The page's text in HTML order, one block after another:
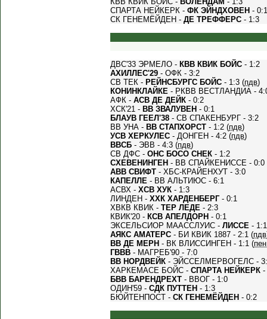
СПАРТА НЕЙКЕРК - ФК ЭЙНДХОВЕН - 0:1
СК ГЕНЕМЁЙДЕН - ДЕ ТРЕФФЕРС - 1:3
ДВС'33 ЭРМЕЛО - КВВ КВИК БОЙС - 1:2
АХИЛЛЕС'29 - ОФК - 3:2
СВ ТЕК - РЕЙНСБУРГС БОЙС - 1:3 (пдв)
КОНИНКЛАЙКЕ - РКВВ ВЕСТЛАНДИА -
АФК - АСВ ДЕ ДЕЙК - 0:2
ХСК'21 - ВВ ЗВАЛУВЕН - 0:1
БЛАУВ ГЕЕЛ'38 - СВ СПАКЕНБУРГ - 3:2
ВВ УНА - ВВ СТАПХОРСТ - 1:2 (пдв)
УСВ ХЕРКУЛЕС - ДОНГЕН - 4:2 (пдв)
ВВСБ - ЭВВ - 4:3 (пдв)
СВ ДФС - ОНС БОСО СНЕК - 1:2
СХЕВЕНИНГЕН - ВВ СПАЙКЕНИССЕ - 0:0
АВВ СВИФТ - ХБС-КРАЙЕНХУТ - 3:0
КАПЕЛЛЕ - ВВ АЛЬТИЮС - 6:1
АСВХ - ХСВ ХУК - 1:3
ЛИНДЕН - ХХК ХАРДЕНБЕРГ- 0:1
ХВКВ КВИК - ТЕР ЛЕДЕ - 2:3
КВИК'20 - КСВ АПЕЛДОРН - 0:1
ЭКСЕЛЬСИОР МААССЛУИС - ЛИССЕ -
АЯКС АМАТЕРС - БИ КВИК 1887 - 2:1 (пдв
ВВ ДЕ МЕРН - ВК ВЛИССИНГЕН - 1:1 (
ГВВВ - МАГРЕБ'90 - 7:0
ВВ НОРДВЕЙК - ЭЙССЕЛМЕРВОГЕЛС -
ХАРКЕМАСЕ БОЙС - СПАРТА НЕЙКЕРК -
БВВ БАРЕНДРЕХТ - ВВОГ - 1:0
ОДИН'59 - СДК ПУТТЕН - 1:3
БЮЙТЕНПОСТ - СК ГЕНЕМЁЙДЕН - 0:2